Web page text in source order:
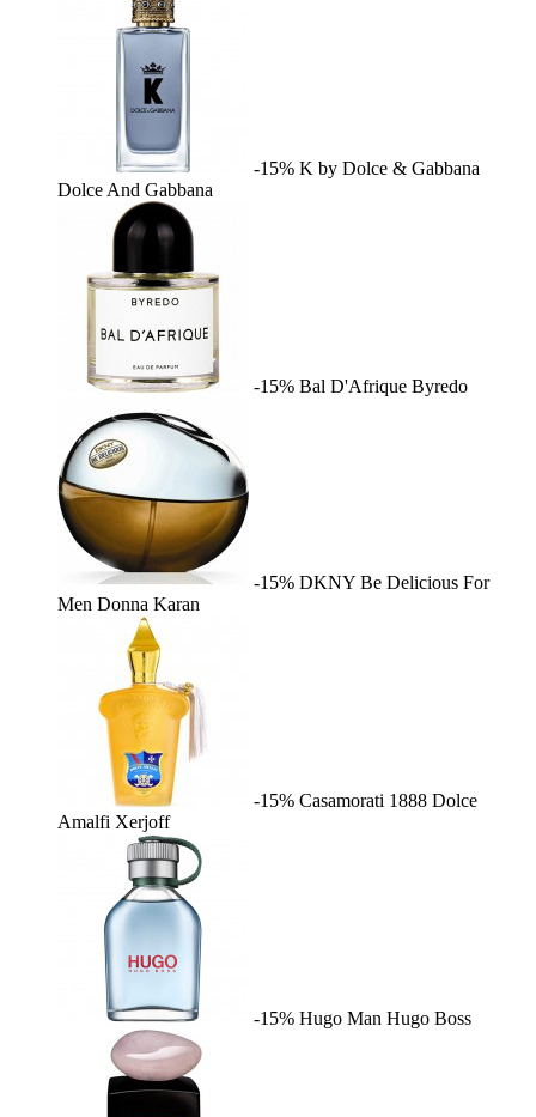
-15% K by Dolce & Gabbana
Dolce And Gabbana
-15% Bal D'Afrique Byredo
-15% DKNY Be Delicious For
Men Donna Karan
-15% Casamorati 1888 Dolce
Amalfi Xerjoff
-15% Hugo Man Hugo Boss